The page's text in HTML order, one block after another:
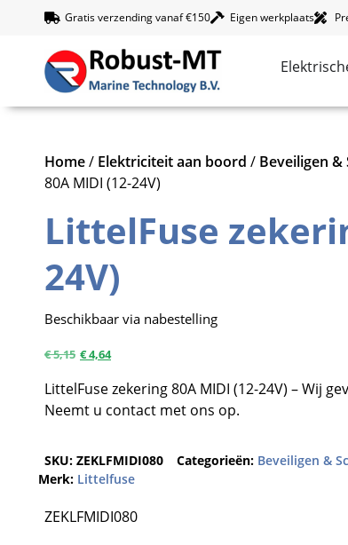
Gratis verzending vanaf €150 Eigen werkplaats
Home/ Elektriciteit aan boord / Beveiligen &
80A MIDI (12-24V)
LittelFuse
24V)
Beschikbaar via nabestelling
€5,15 €4,64
LittelFuse zekering 80A MIDI (12-24V) – Wij
Neemt u contact met ons op.
SKU: ZEKLFMIDI080 Categorieën: Beveiligen &
Merk: Littelfuse
ZEKLFMIDI080